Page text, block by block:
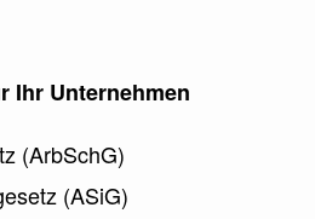
Ihr Unternehmen
(ArbSchG)
(ASiG)